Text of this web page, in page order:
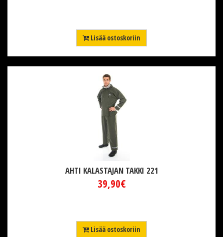
Lisää ostoskoriin
AHTI KALASTAJAN TAKKI 221
39,90€
Lisää ostoskoriin